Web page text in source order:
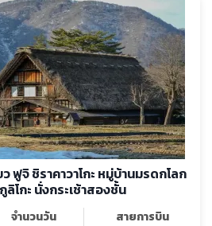
ฟูจิ ชิราคาวาโกะ หมู่บ้านมรดกโลก
ลิโกะ นั่งกระเช้าสองชั้น
จำนวนวัน
สายการบิน